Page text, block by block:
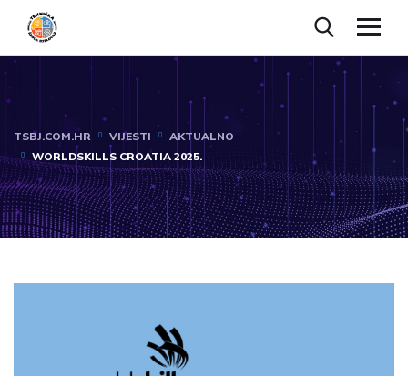
TSBJ.COM.HR VIJESTI
AKTUALNO
WORLDSKILLS CROATIA 2025.